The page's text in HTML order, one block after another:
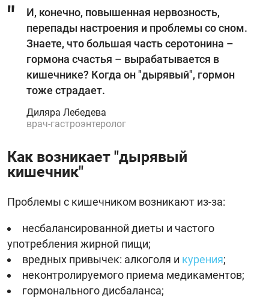
И, конечно, повышенная нервозность,
перепады настроения и проблемы со сном.
Знаете, что большая часть серотонина –
гормона счастья – вырабатывается в
кишечнике? Когда он "дырявый", гормон
тоже страдает.
Диляра Лебедева
врач-гастроэнтеролог
Как возникает "дырявый
кишечник"
Проблемы с кишечником возникают из-за:
несбалансированной диеты и частого
употребления жирной пищи;
вредных привычек: алкоголя и курения;
неконтролируемого приема медикаментов;
гормонального дисбаланса;